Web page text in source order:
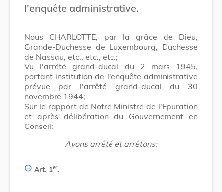
l'enquête administrative.
Nous CHARLOTTE, par la grâce de Dieu,
Grande-Duchesse de Luxembourg, Duchesse
de Nassau, etc., etc., etc.;
Vu l'arrêté grand-ducal du 2 mars 1945,
portant institution de l'enquête administrative
prévue par l'arrêté grand-ducal du 30
novembre 1944;
Sur le rapport de Notre Ministre de l'Epuration
et après délibération du Gouvernement en
Conseil;
Avons arrêté et arrêtons:
Art. 1er.